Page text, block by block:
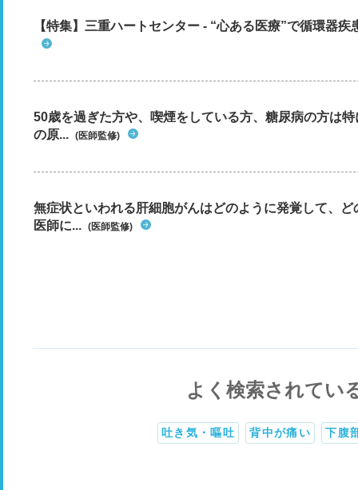
【特集】三重ハートセンター - “心ある医療”で循環器疾
50歳を過ぎた方や、喫煙をしている方、糖尿病の方は
の原... (医師監修)
無症状といわれる肝細胞がんはどのように発覚して、
医師に... (医師監修)
よく検索されてい
吐き気・嘔吐 背中が痛い 下腹